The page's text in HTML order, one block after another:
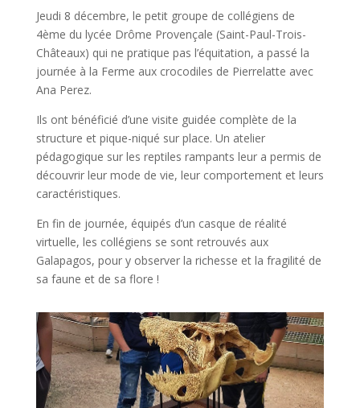
Jeudi 8 décembre, le petit groupe de collégiens de
4ème du lycée Drôme Provençale (Saint-Paul-Trois-
Châteaux) qui ne pratique pas l’équitation, a passé la
journée à la Ferme aux crocodiles de Pierrelatte avec
Ana Perez.
Ils ont bénéficié d’une visite guidée complète de la
structure et pique-niqué sur place. Un atelier
pédagogique sur les reptiles rampants leur a permis de
découvrir leur mode de vie, leur comportement et leurs
caractéristiques.
En fin de journée, équipés d’un casque de réalité
virtuelle, les collégiens se sont retrouvés aux
Galapagos, pour y observer la richesse et la fragilité de
sa faune et de sa flore !